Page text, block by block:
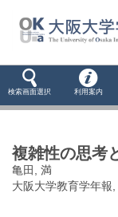
検索画面選択 利用案内
複雑性の思考
亀田, 満
大阪大学教育学年